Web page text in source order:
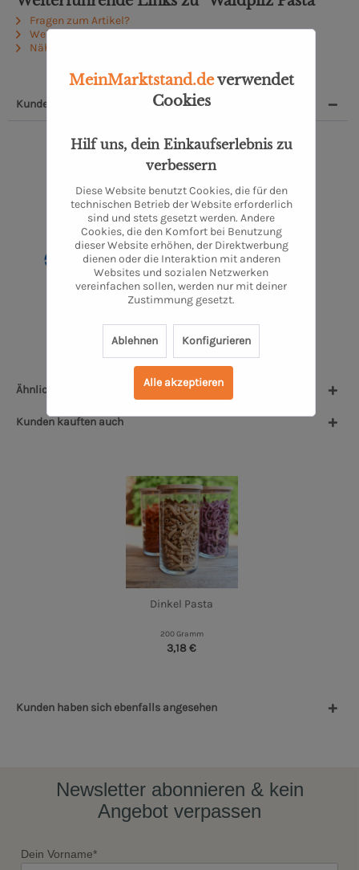
Fragen zum Artikel?
Weitere Artikel von Moin Delikatessen
Näheres zum Produzenten
Kunden, die dieses Produkt kauften, kauften auch:
Diavolo Pesto
Ähnliche Artikel
Kunden kauften auch
Dinkel Pasta
200 Gramm
3,18 €
Kunden haben sich ebenfalls angesehen
Newsletter abonnieren & kein
Angebot verpassen
Dein Vorname*
MeinMarktstand.deverwendet
Cookies
Hilf uns, dein Einkaufserlebnis zu
verbessern
Diese Website benutzt Cookies, die für den
technischen Betrieb der Website erforderlich
sind und stets gesetzt werden. Andere
Cookies, die den Komfort bei Benutzung
dieser Website erhöhen, der Direktwerbung
dienen oder die Interaktion mit anderen
Websites und sozialen Netzwerken
vereinfachen sollen, werden nur mit deiner
Zustimmung gesetzt.
Ablehnen Konfigurieren
Alle akzeptieren